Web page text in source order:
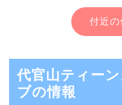
付近の
代官山ティー
ブの情報